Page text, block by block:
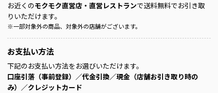
お近くのモクモク直営店・直営レストランで送料無料でお引き取
りいただけます。
※一部対象外の商品、対象外の店舗がございます。
お支払い方法
下記のお支払い方法をお選びいただけます。
口座引落（事前登録）／代金引換／現金（店舗お引き取り時の
み）／クレジットカード